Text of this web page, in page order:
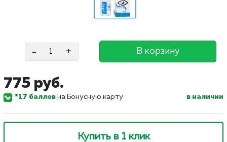
- + В корзину
775 руб.
*17 баллов на Бонусную карту в наличии
Купить в 1 клик